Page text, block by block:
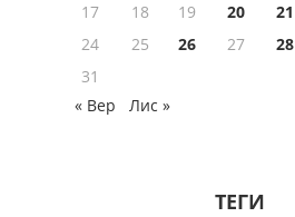
17
18 19 20 21
24
25 26 27 28
31
« Вер
Лис »
ТЕГИ